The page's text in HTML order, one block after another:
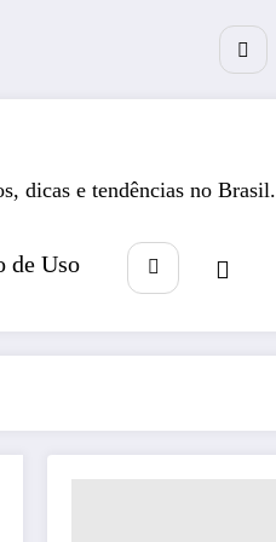
dicas e tendências no Brasil.
de Uso